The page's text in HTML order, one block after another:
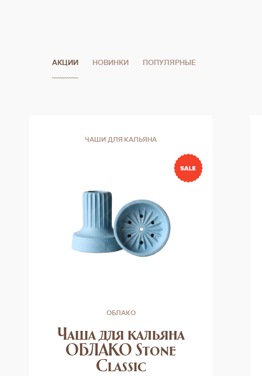
АКЦИИ НОВИНКИ ПОПУЛЯРНЫЕ
ЧАШИ ДЛЯ КАЛЬЯНА
ОБЛАКО
Чаша для кальяна
ОБЛАКО Stone
Classic